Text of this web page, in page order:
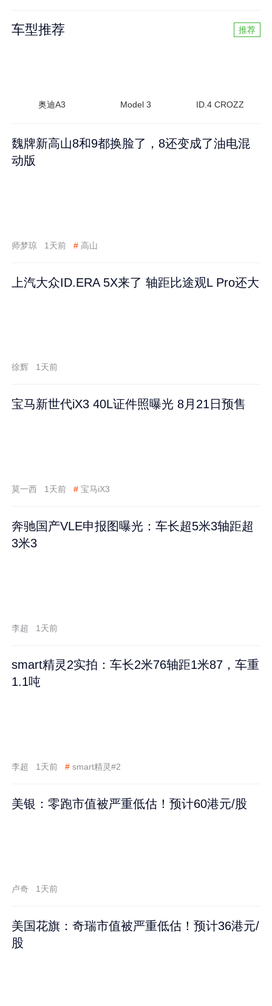
车型推荐 推荐
奥迪A3 Model 3 ID.4 CROZZ
魏牌新高山8和9都换脸了，8还变成了油电混
动版
师梦琼 1天前 # 高山
上汽大众ID.ERA 5X来了 轴距比途观L Pro还大
徐辉 1天前
宝马新世代iX3 40L证件照曝光 8月21日预售
莫一西 1天前 # 宝马iX3
奔驰国产VLE申报图曝光：车长超5米3轴距超
3米3
李超 1天前
smart精灵2实拍：车长2米76轴距1米87，车重
1.1吨
李超 1天前 # smart精灵#2
美银：零跑市值被严重低估！预计60港元/股
卢奇 1天前
美国花旗：奇瑞市值被严重低估！预计36港元/
股